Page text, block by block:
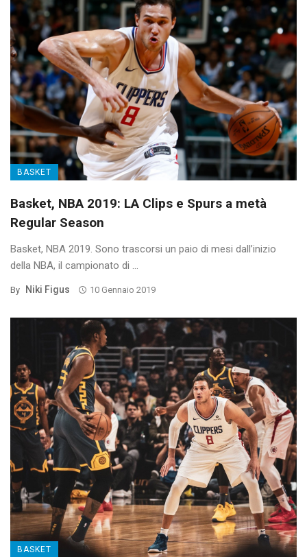
BASKET
Basket, NBA 2019: LA Clips e Spurs a metà
Regular Season
Basket, NBA 2019. Sono trascorsi un paio di mesi dall’inizio
della NBA, il campionato di ...
By Niki Figus 10 Gennaio 2019
BASKET